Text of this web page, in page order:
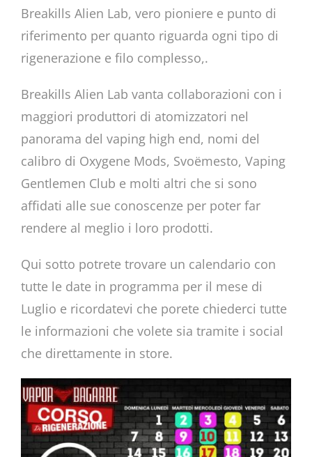
Breakills Alien Lab, vero pioniere e punto di
riferimento per quanto riguarda ogni tipo di
rigenerazione e filo complesso,.
Breakills Alien Lab vanta collaborazioni con i
maggiori produttori di atomizzatori nel
panorama del vaping high end, nomi del
calibro di Oxygene Mods, Svoëmesto, Vaping
Gentlemen Club e molti altri che si sono
affidati alle sue conoscenze per poter far
rendere al meglio i loro prodotti.
Qui sotto potrete trovare un calendario con
tutte le date in programma per il mese di
Luglio e ricordatevi che porete chiederci tutte
le informazioni che volete sia tramite i social
che direttamente in store.